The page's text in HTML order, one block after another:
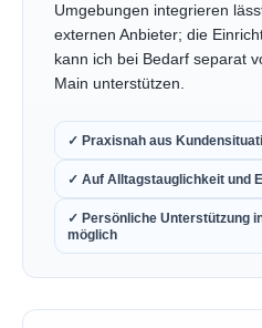
Umgebungen integrieren
externen Anbieter; die
kann ich bei Bedarf separat
Main unterstützen.
✓ Praxisnah aus
✓ Auf Alltagstauglichkeit und
✓ Persönliche Unterstützung
möglich